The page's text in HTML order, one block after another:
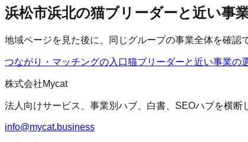
浜松市浜北の猫ブリーダーと近い事
地域ページを見た後に、同じグループの事業全体を確認
つながり・マッチングの入口猫ブリーダーと近い事業の
株式会社Mycat
法人向けサービス、事業別ハブ、白書、SEOハブを横断
info@mycat.business